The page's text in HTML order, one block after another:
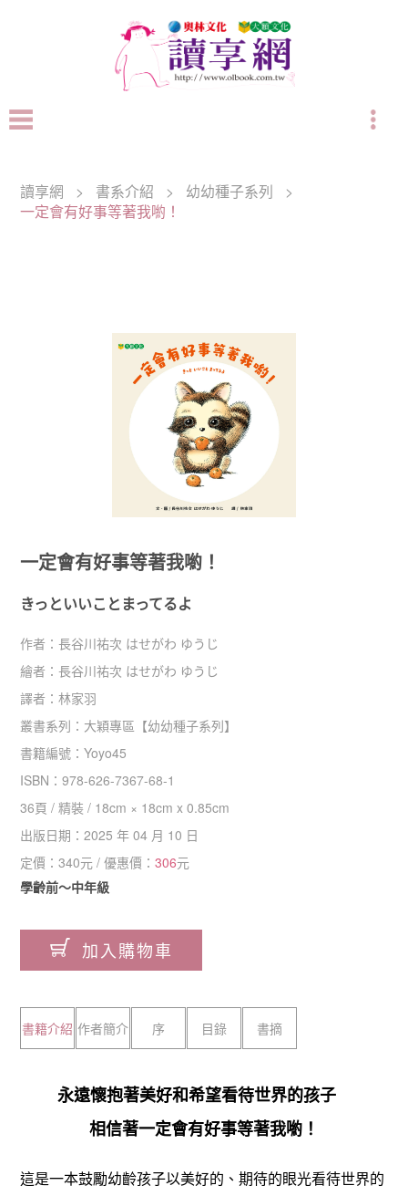
讀享網 > 書系介紹 > 幼幼種子系列
>
一定會有好事等著我喲！
一定會有好事等著我喲！
きっといいことまってるよ
作者：長谷川祐次 はせがわ ゆうじ
繪者：長谷川祐次 はせがわ ゆうじ
譯者：林家羽
叢書系列： 大穎專區 【幼幼種子系列】
書籍編號：Yoyo45
ISBN：978-626-7367-68-1
36頁 /精裝 / 18cm × 18cm x 0.85cm
出版日期：2025 年 04 月 10 日
定價：340元 / 優惠價：306元
學齡前～中年級
加入購物車
書籍介紹 作者簡介 序 目錄 書摘
永遠懷抱著美好和希望看待世界的孩子
相信著一定會有好事等著我喲！
這是一本鼓勵幼齡孩子以美好的、期待的眼光看待世界的